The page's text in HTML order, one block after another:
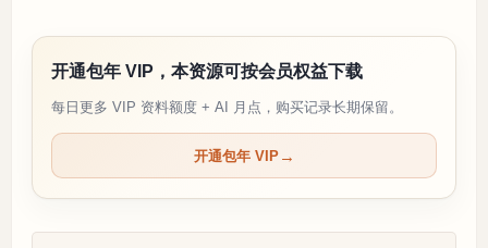
开通包年 VIP，本资源可按会员权益下载
每日更多 VIP 资料额度 + AI 月点，购买记录长期保留。
开通包年 VIP